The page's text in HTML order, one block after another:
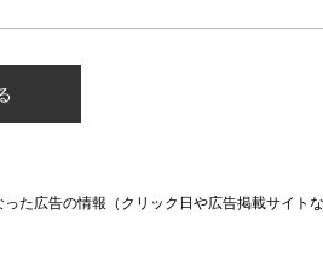
た広告の情報（クリック日や広告掲載サイト